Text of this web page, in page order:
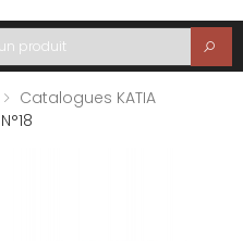
Catalogues KATIA